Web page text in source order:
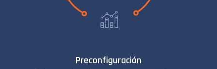
Preconfiguración